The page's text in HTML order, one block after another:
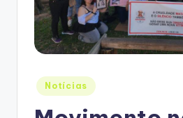
Posted
in
Notícias